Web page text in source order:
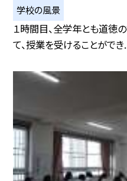
学校の風景
１時間目、全学年とも道徳
て、授業を受けることができ